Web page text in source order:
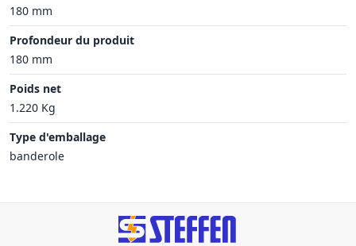
180 mm
Profondeur du produit
180 mm
Poids net
1.220 Kg
Type d'emballage
banderole